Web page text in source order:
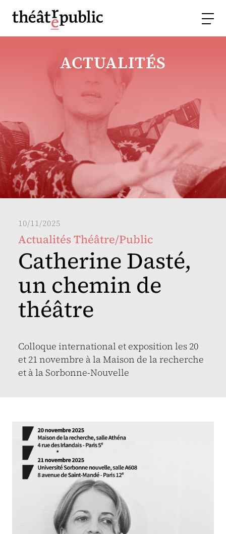
ACTUALITÉS
10/11/2025
Actualités Théâtre/Public
Catherine Dasté,
un chemin de
théâtre
Colloque international et exposition les 20
et 21 novembre à la Maison de la recherche
et à la Sorbonne-Nouvelle